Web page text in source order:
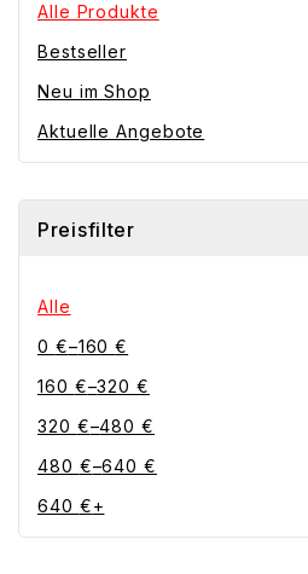
Alle Produkte
Bestseller
Neu im Shop
Aktuelle Angebote
Preisfilter
Alle
0 €–160€
160 €–320€
320 €–480€
480 €–640€
640 €+